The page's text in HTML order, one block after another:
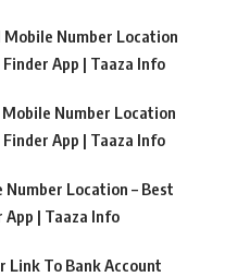
Mobile Number Location
App | Taaza Info
Mobile Number Location
App | Taaza Info
Number Location – Best
| Taaza Info
Link To Bank Account